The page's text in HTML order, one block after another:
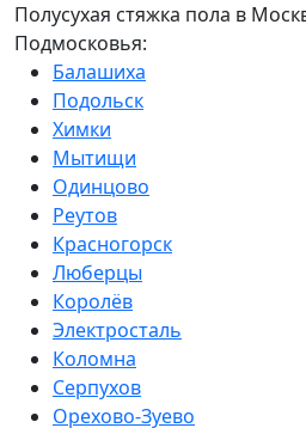
Полусухая стяжка пола в
Подмосковья:
Балашиха
Подольск
Химки
Мытищи
Одинцово
Реутов
Красногорск
Люберцы
Королёв
Электросталь
Коломна
Серпухов
Орехово-Зуево